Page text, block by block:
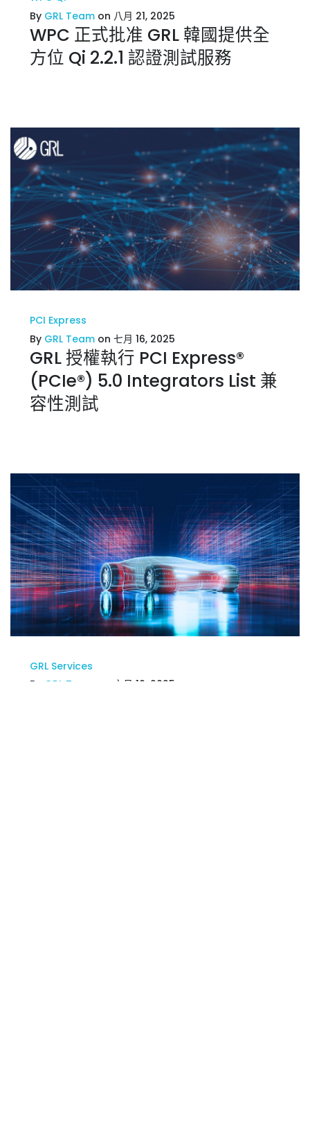
By GRL Team on 八月 21, 2025
WPC 正式批准 GRL 韓國提供全
方位 Qi 2.2.1 認證測試服務
PCI Express
By GRL Team on 七月 16, 2025
GRL 授權執行 PCI Express®
(PCIe®) 5.0 Integrators List 兼
容性測試
GRL Services
By
GRL Team on 六月 16, 2025